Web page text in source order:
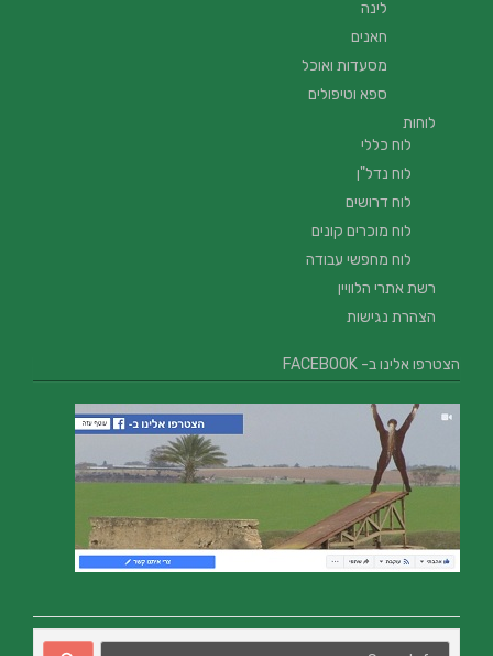
לינה
חאנים
מסעדות ואוכל
ספא וטיפולים
לוחות
לוח כללי
לוח נדל"ן
לוח דרושים
לוח מוכרים קונים
לוח מחפשי עבודה
רשת אתרי הלוויין
הצהרת נגישות
הצטרפו אלינו ב- FACEBOOK